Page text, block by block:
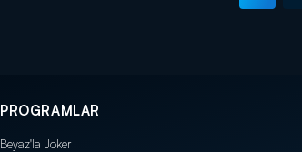
PROGRAMLAR
Beyaz'la Joker